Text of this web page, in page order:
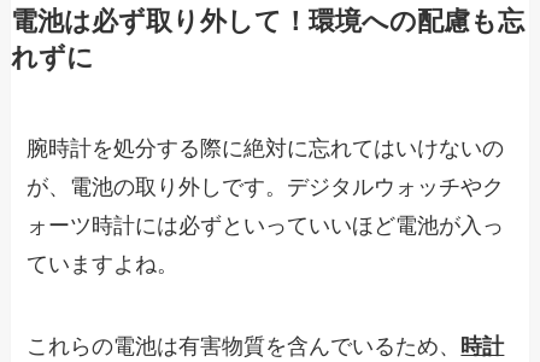
電池は必ず取り外して！環境への配慮も忘
れずに
腕時計を処分する際に絶対に忘れてはいけないの
が、電池の取り外しです。デジタルウォッチやク
ォーツ時計には必ずといっていいほど電池が入っ
ていますよね。
これらの電池は有害物質を含んでいるため、 時計